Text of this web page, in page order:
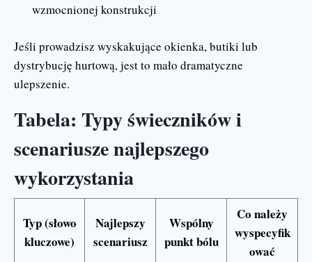
wzmocnionej konstrukcji
Jeśli prowadzisz wyskakujące okienka, butiki lub
dystrybucję hurtową, jest to mało dramatyczne
ulepszenie.
Tabela: Typy świeczników i
scenariusze najlepszego
wykorzystania
Typ (słowo
kluczowe)
Najlepszy
scenariusz
Wspólny
punkt bólu
Co należy
wyspecyfik
ować